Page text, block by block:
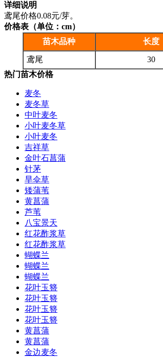
详细说明
鸢尾价格0.08元/芽。
价格表（单位：cm）
苗木品种
长度
鸢尾 30
热门苗木价格
麦冬
麦冬草
中叶麦冬
小叶麦冬草
小叶麦冬
吉祥草
金叶石菖蒲
针茅
旱伞草
矮蒲苇
黄菖蒲
芦苇
八宝景天
红花酢浆草
红花酢浆草
蝴蝶兰
蝴蝶兰
蝴蝶兰
花叶玉簪
花叶玉簪
花叶玉簪
花叶玉簪
黄菖蒲
黄菖蒲
金边麦冬